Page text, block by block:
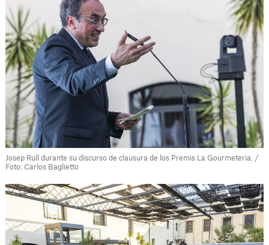
Josep Rull durante su discurso de clausura de los Premis La Gourmeteria. /
Foto: Carlos Baglietto